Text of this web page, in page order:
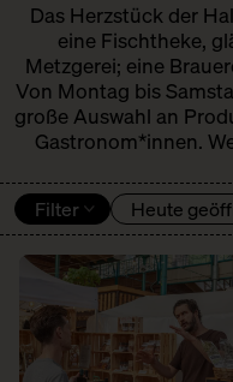
Das Herzstück der
eine Fischtheke,
Metzgerei; eine
Von Montag bis
große Auswahl an
Gastronom*innen.
Filter Heute